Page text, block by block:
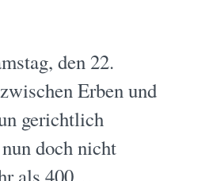
den 22.
Erben und
gerichtlich
doch nicht